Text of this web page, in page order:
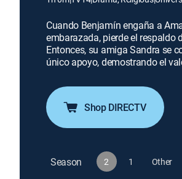
Cuando Benjamín engaña a
embarazada, pierde el respaldo
Entonces, su amiga Sandra se
único apoyo, demostrando el
Shop DIRECTV
Season 2 1 Other